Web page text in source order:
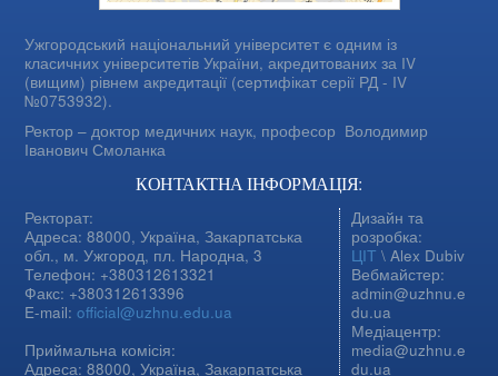
Ужгородський національний університет є одним із
класичних університетів України, акредитованих за IV
(вищим) рівнем акредитації (сертифікат серії РД - IV
№0753932).
Ректор – доктор медичних наук, професор Володимир
Іванович Смоланка
КОНТАКТНА ІНФОРМАЦІЯ:
Ректорат:
Адреса: 88000, Україна, Закарпатська
обл., м. Ужгород, пл. Народна, 3
Телефон: +380312613321
Факс: +380312613396
E-mail:official@uzhnu.edu.ua
Приймальна комісія:
Адреса: 88000, Україна, Закарпатська
Дизайн та
розробка:
ЦІТ \ Alex Dubiv
Вебмайстер:
admin@uzhnu.e
du.ua
Медіацентр:
media@uzhnu.e
du.ua